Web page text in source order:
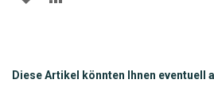
Diese Artikel könnten Ihnen eventuell